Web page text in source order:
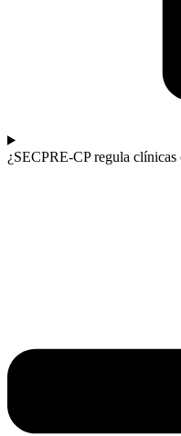
¿SECPRE-CP regula clínicas